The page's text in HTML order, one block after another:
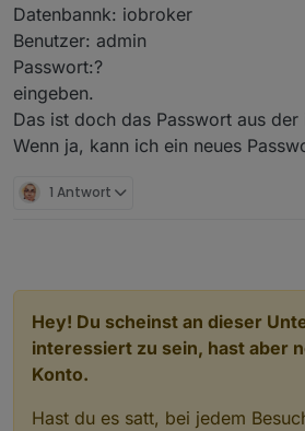
Datenbannk: iobroker
Benutzer: admin
Passwort:?
eingeben.
Das ist doch das Passwort aus
Wenn ja, kann ich ein neues
1 Antwort
Hey! Du scheinst an dieser
interessiert zu sein, hast aber
Konto.
Hast du es satt, bei jedem